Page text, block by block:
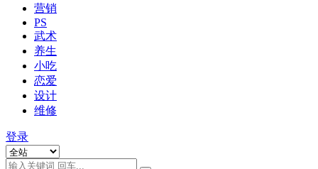
营销
PS
武术
养生
小吃
恋爱
设计
维修
登录